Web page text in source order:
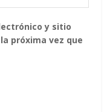
y sitio
próxima vez que